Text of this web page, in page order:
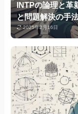
INTPの論理と革
と問題解決の手
2025年2月16日